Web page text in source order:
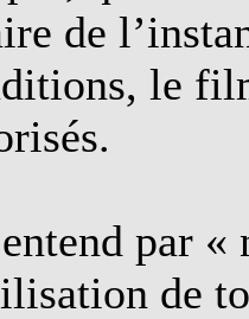
de
le
par
de